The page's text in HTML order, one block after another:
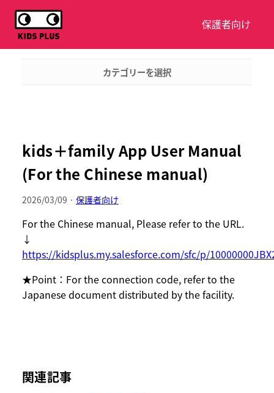
保護者向け
カテゴリーを選択
kids＋family App User Manual
(For the Chinese manual)
2026/03/09 · 保護者向け
For the Chinese manual, Please refer to the URL.
↓
https://kidsplus.my.salesforce.com/sfc/p/
★Point：For the connection code, refer to the
Japanese document distributed by the facility.
関連記事